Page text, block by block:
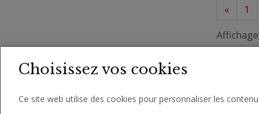
« 1
Choisissez vos cookies
Ce site web utilise des cookies pour personnaliser les